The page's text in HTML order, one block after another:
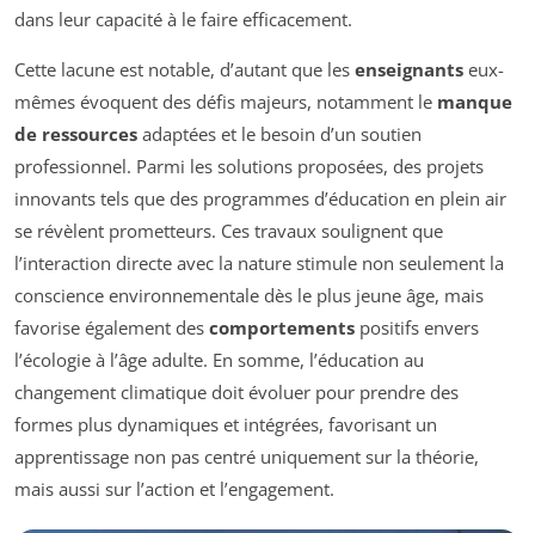
dans leur capacité à le faire efficacement.
Cette lacune est notable, d’autant que les enseignants eux-
mêmes évoquent des défis majeurs, notamment le manque
de ressources adaptées et le besoin d’un soutien
professionnel. Parmi les solutions proposées, des projets
innovants tels que des programmes d’éducation en plein air
se révèlent prometteurs. Ces travaux soulignent que
l’interaction directe avec la nature stimule non seulement la
conscience environnementale dès le plus jeune âge, mais
favorise également des comportements positifs envers
l’écologie à l’âge adulte. En somme, l’éducation au
changement climatique doit évoluer pour prendre des
formes plus dynamiques et intégrées, favorisant un
apprentissage non pas centré uniquement sur la théorie,
mais aussi sur l’action et l’engagement.